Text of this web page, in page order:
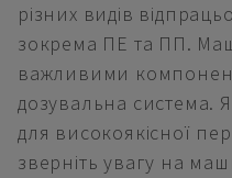
різних видів
зокрема ПЕ та ПП.
важливими
дозувальна система.
для високоякісної
зверніть увагу на